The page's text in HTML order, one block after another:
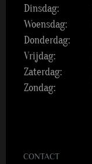
Dinsdag:
Woensdag:
Donderdag:
Vrijdag:
Zaterdag:
Zondag:
CONTACT